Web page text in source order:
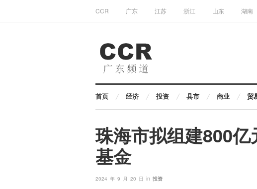
CCR 广东 江苏 浙江 山东 湖南
首页 经济 投资 县市 商业 贸
珠海市拟组建800
基金
2024 年 9 月 20 日 in 投资